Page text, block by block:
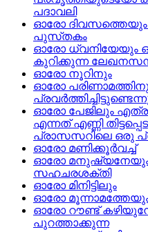
പദാവലി
ഓരോ
പുസ്‌തകം
ഓരോ ധ്വനിയേയും
കുറിക്കുന്ന
ഓരോ നൂറിനും
ഓരോ
ഓരോ പേജിലും
എന്നത്‌ എണ്ണി
പ്രാസസറിലെ ഒരു
ഓരോ മണിക്കൂര്‍വച്ച്
ഓരോ
സഹചരശക്തി
ഓരോ മിനിട്ടിലും
ഓരോ
ഓരോ റൗണ്ട്‌
പുറത്താക്കുന്ന